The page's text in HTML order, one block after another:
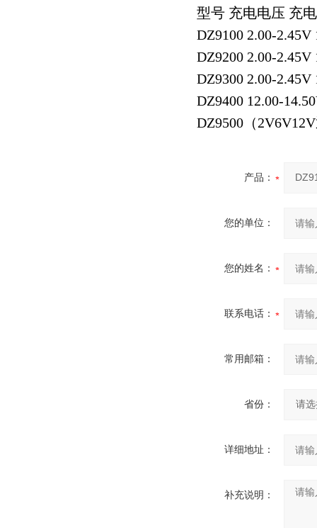
型号 充电电压 充
DZ9100 2.00-
DZ9200 2.00-
DZ9300 2.00-
DZ9400 12.00-
DZ9500（
产品：
您的单位：
您的姓名：
联系电话：
常用邮箱：
省份：
详细地址：
补充说明：